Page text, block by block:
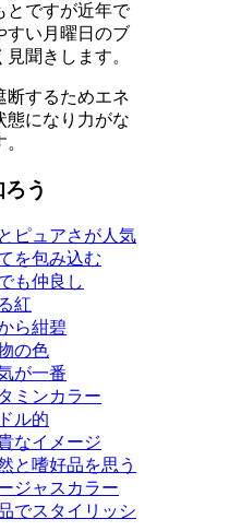
とですが近年で
すい月曜日のブ
聞きします。
断するためエネ
態になり力がな
う
ピュアさが人気
を包み込む
も仲良し
紅
ら紺碧
の色
が一番
ミンカラー
ル的
なイメージ
と嗜好品を思う
ジャスカラー
でスタイリッシ